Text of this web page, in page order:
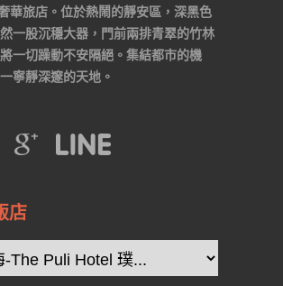
華旅店。位於熱鬧的靜安區，深黑色
一股沉穩大器，門前兩排青翠的竹林
一切躁動不安隔絕。集結都市的機
寧靜深邃的天地。
店